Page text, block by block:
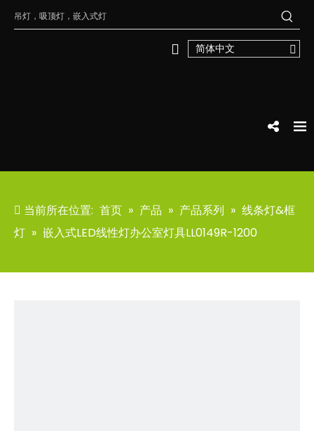
简体中文
当前所在位置: 首页 » 产品 » 产品系列 » 线条灯&框
灯 » 嵌入式LED线性灯办公室灯具LL0149R-1200